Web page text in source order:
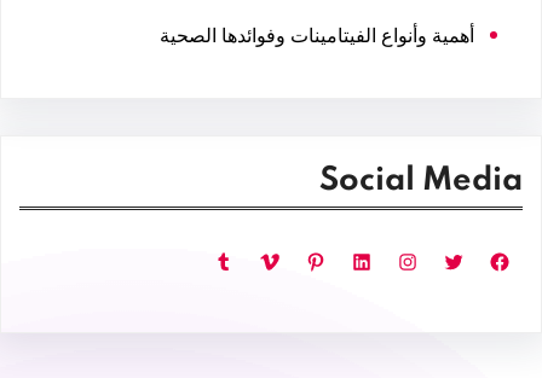
أهمية وأنواع الفيتامينات وفوائدها الصحية
Social Media
فيسبوك تويتر إنستجرام لينكد إن بينتريست فيميو تمبلر